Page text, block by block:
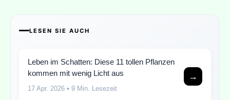
LESEN SIE AUCH
Leben im Schatten: Diese 11 tollen Pflanzen
kommen mit wenig Licht aus
17 Apr. 2026 • 9 Min. Lesezeit
→